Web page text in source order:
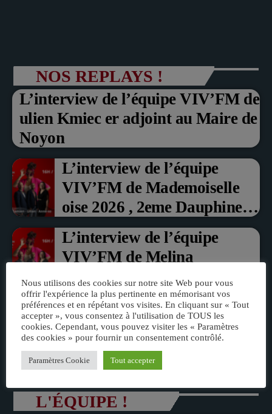
BRITISH CONNECTION – l’émission rock
ANIMÉ PAR PHILIPPE
19:00 - 21:00
NOS REPLAYS !
L’interview de l’équipe VIV’FM de
ulien Kmiec er adjoint au Maire de
Noyon
L’interview de l’équipe
VIV’FM de Mademoiselle
oise 2026 , 2eme Dauphine et
Prix du Public , Marche aux
fruits rouge Noyon 2026
L’interview de l’équipe
VIV’FM de Melina
Ambassadrice France 2026
L’interview de l’équipe
VIV’FM du président
communauté de communes
du Pays noyonnais Pascal
Dollé et Erci Guerin Vice
président com de com
L'ÉQUIPE !
Nous utilisons des cookies sur notre site Web pour vous
offrir l'expérience la plus pertinente en mémorisant vos
préférences et en répétant vos visites. En cliquant sur « Tout
accepter », vous consentez à l'utilisation de TOUS les
cookies. Cependant, vous pouvez visiter les « Paramètres
des cookies » pour fournir un consentement contrôlé.
Paramètres Cookie Tout accepter